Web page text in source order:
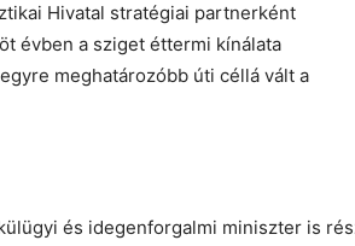
Hivatal stratégiai partnerként
évben a sziget éttermi kínálata
meghatározóbb úti céllá vált a
és idegenforgalmi miniszter is